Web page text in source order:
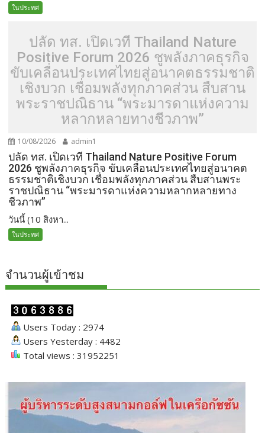
ในประทศ
ปลัด ทส. เปิดเวที Thailand Nature
Positive Forum 2026 ชูพลังภาคธุรกิจ
ขับเคลื่อนประเทศไทยสู่อนาคตธรรมชาติ
เชิงบวก เชื่อมพลังทุกภาคส่วน สืบสาน
พระราชปณิธาน “พระมารดาแห่งความ
หลากหลายทางชีวภาพ”
10/08/2026 admin1
ปลัด ทส. เปิดเวที Thailand Nature Positive Forum
2026 ชูพลังภาคธุรกิจ ขับเคลื่อนประเทศไทยสู่อนาคต
ธรรมชาติเชิงบวก เชื่อมพลังทุกภาคส่วน สืบสานพระ
ราชปณิธาน “พระมารดาแห่งความหลากหลายทาง
ชีวภาพ”
วันนี้ (10 สิงหา...
ในประทศ
จำนวนผู้เข้าชม
Users Today : 2974
Users Yesterday : 4482
Total views : 31952251